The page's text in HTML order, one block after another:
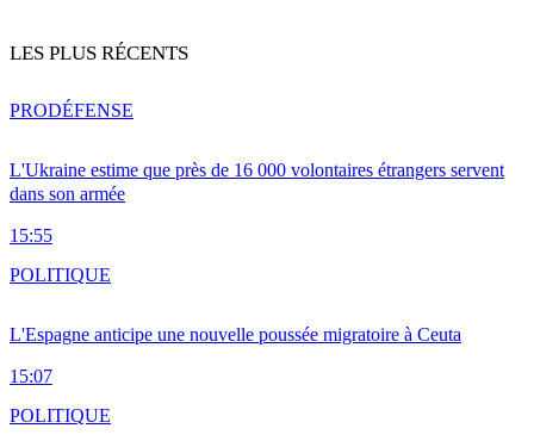
LES PLUS RÉCENTS
L'Ukraine estime que près de 16 000 volontaires étrangers servent
dans son armée
15:55
PRODÉFENSE
L'Espagne anticipe une nouvelle poussée migratoire à Ceuta
15:07
POLITIQUE
POLITIQUE